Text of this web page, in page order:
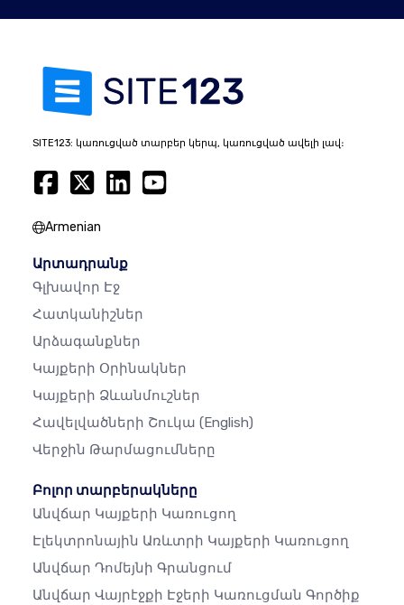
SITE123: կառուցված տարբեր կերպ, կառուցված ավելի լավ։
Armenian
Արտադրանք
Գլխավոր Էջ
Հատկանիշներ
Արձագանքներ
Կայքերի Օրինակներ
Կայքերի Ձևանմուշներ
Հավելվածների Շուկա (English)
Վերջին Թարմացումները
Բոլոր տարբերակները
Անվճար Կայքերի Կառուցող
Էլեկտրոնային Առևտրի Կայքերի Կառուցող
Անվճար Դոմեյնի Գրանցում
Անվճար Վայրէջքի Էջերի Կառուցման Գործիք